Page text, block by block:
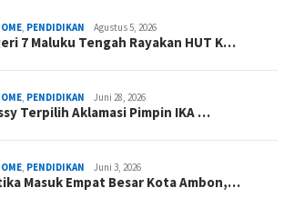
, PENDIDIKAN Agustus 5, 2026
7 Maluku Tengah Rayakan HUT K…
, PENDIDIKAN Juni 28, 2026
Terpilih Aklamasi Pimpin IKA …
, PENDIDIKAN Juni 3, 2026
Masuk Empat Besar Kota Ambon,…